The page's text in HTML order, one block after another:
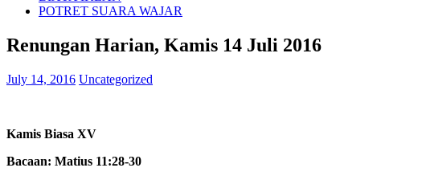
POTRET SUARA WAJAR
Renungan Harian, Kamis 14 Juli 2016
July 14, 2016 Uncategorized
Kamis Biasa XV
Bacaan: Matius 11:28-30